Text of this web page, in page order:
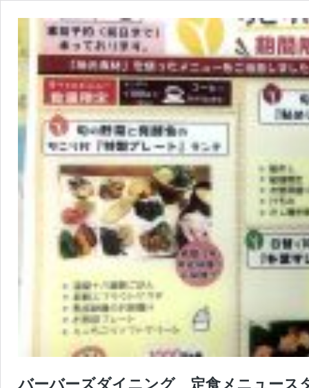
バーバーズダイニング 定食メニュース